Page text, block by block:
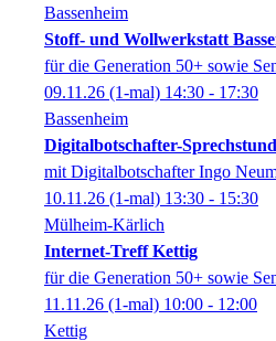
Bassenheim
Stoff- und Wollwerkstatt
für die Generation 50+ sowie
09.11.26 (1-mal) 14:30 - 17:30
Bassenheim
Digitalbotschafter-
mit Digitalbotschafter Ingo
10.11.26 (1-mal) 13:30 - 15:30
Mülheim-Kärlich
Internet-Treff Kettig
für die Generation 50+ sowie
11.11.26 (1-mal) 10:00 - 12:00
Kettig